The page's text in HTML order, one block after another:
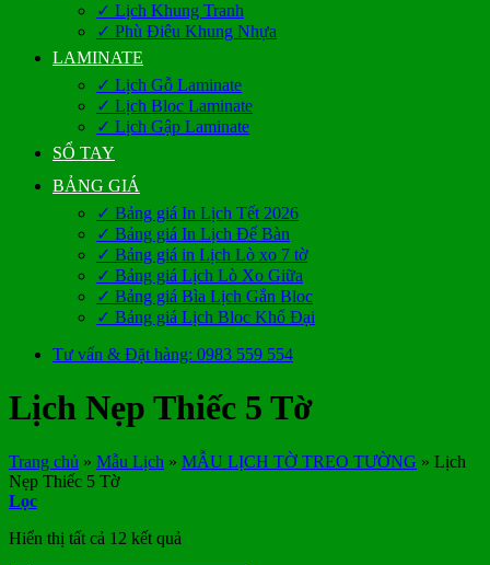
✓ Lịch Khung Tranh
✓ Phù Điêu Khung Nhựa
LAMINATE
✓ Lịch Gỗ Laminate
✓ Lịch Bloc Laminate
✓ Lịch Gập Laminate
SỔ TAY
BẢNG GIÁ
✓ Bảng giá In Lịch Tết 2026
✓ Bảng giá In Lịch Để Bàn
✓ Bảng giá in Lịch Lò xo 7 tờ
✓ Bảng giá Lịch Lò Xo Giữa
✓ Bảng giá Bìa Lịch Gắn Bloc
✓ Bảng giá Lịch Bloc Khổ Đại
Tư vấn & Đặt hàng: 0983 559 554
Lịch Nẹp Thiếc 5 Tờ
Trang chủ » Mẫu Lịch » MẪU LỊCH TỜ TREO TƯỜNG » Lịch
Nẹp Thiếc 5 Tờ
Lọc
Hiển thị tất cả 12 kết quả